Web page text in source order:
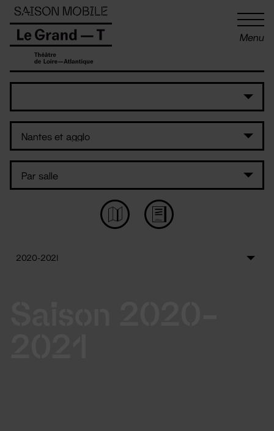
Menu
Panneau de gestion des cookies